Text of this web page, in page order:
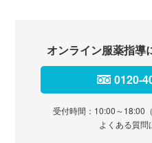
オンライン服薬指導
0120-
受付時間：10:00～18:00
よくある質問